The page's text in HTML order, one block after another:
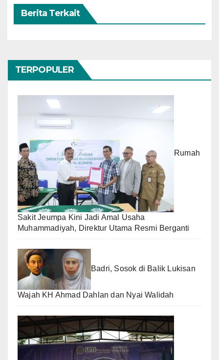
Berita Terkait
TERPOPULER
Rumah
Sakit Jeumpa Kini Jadi Amal Usaha
Muhammadiyah, Direktur Utama Resmi Berganti
Badri, Sosok di Balik Lukisan
Wajah KH Ahmad Dahlan dan Nyai Walidah